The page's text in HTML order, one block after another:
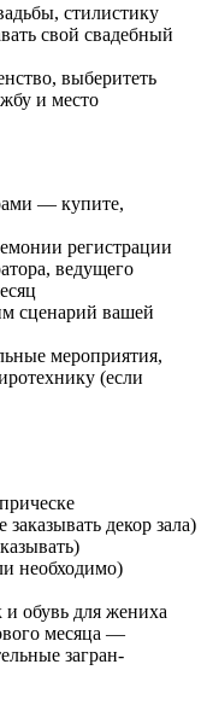
стилистику
свой свадебный
выберитеть
и место
— купите,
регистрации
ведущего
сценарий вашей
мероприятия,
(если
декор зала)
необходимо)
обувь для жениха
месяца —
загран-